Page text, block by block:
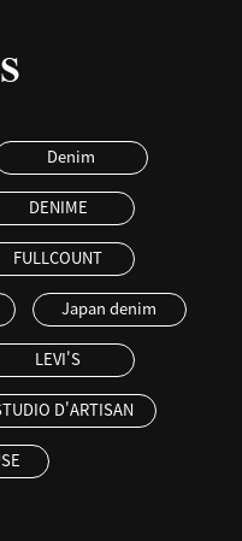
Denim
DENIME
FULLCOUNT
Japan denim
LEVI'S
D'ARTISAN